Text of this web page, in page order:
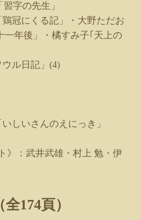
習字の先生」
鶏冠にくる記」・大野ただお
一年後」・橘すみ子｢天上の
ル日記」 (4)
しいさんのえにっき」
》：武井武雄・村上 勉・伊
全174頁）